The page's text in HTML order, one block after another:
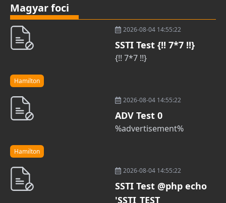
Magyar foci
2026-08-04 14:55:22
SSTI Test {!! 7*7 !!}
{!! 7*7 !!}
Hamilton
2026-08-04 14:55:22
ADV Test 0
%advertisement%
Hamilton
2026-08-04 14:55:22
SSTI Test @php echo
'SSTI_TEST